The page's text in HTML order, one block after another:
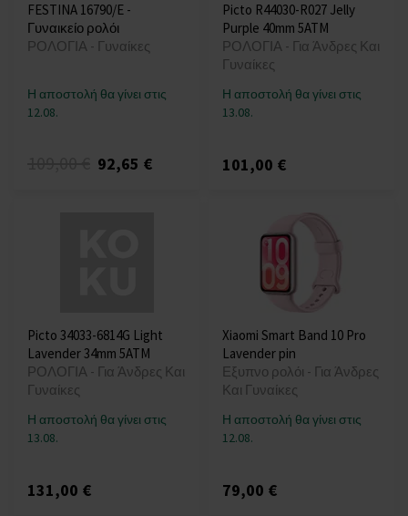
FESTINA 16790/E -
Γυναικείο ρολόι
ΡΟΛΟΓΙΑ - Γυναίκες
Η αποστολή θα γίνει στις
12.08.
92,65 €
Picto R44030-R027 Jelly
Purple 40mm 5ATM
ΡΟΛΟΓΙΑ - Για Άνδρες Και
Γυναίκες
Η αποστολή θα γίνει στις
13.08.
101,00 €
Picto 34033-6814G Light
Lavender 34mm 5ATM
ΡΟΛΟΓΙΑ - Για Άνδρες Και
Γυναίκες
Η αποστολή θα γίνει στις
13.08.
131,00 €
Xiaomi Smart Band 10 Pro
Lavender pin
Εξυπνο ρολόι - Για Άνδρες
Και Γυναίκες
Η αποστολή θα γίνει στις
12.08.
79,00 €